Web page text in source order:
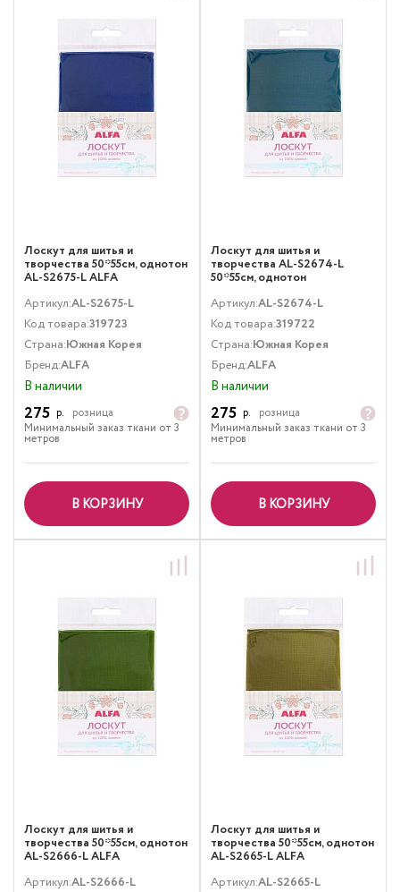
Лоскут для шитья и
творчества 50*55см, однотон
AL-S2675-L ALFA
Артикул:AL-S2675-L
Код товара:319723
Страна:Южная Корея
Бренд:ALFA
В наличии
275 р.
розница
Минимальный заказ ткани от 3
метров
В КОРЗИНУ
Лоскут для шитья и
творчества AL-S2674-L
50*55см, однотон
Артикул:AL-S2674-L
Код товара:319722
Страна:Южная Корея
Бренд:ALFA
В наличии
275 р.
розница
Минимальный заказ ткани от 3
метров
В КОРЗИНУ
Лоскут для шитья и
творчества 50*55см, однотон
AL-S2666-L ALFA
Артикул:AL-S2666-L
Лоскут для шитья и
творчества 50*55см, однотон
AL-S2665-L ALFA
Артикул:AL-S2665-L